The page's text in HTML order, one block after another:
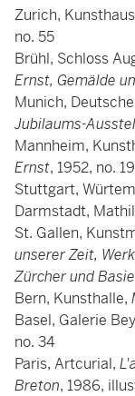
Zurich,
no. 55
Brühl, Schloss
Ernst, Gemälde
Munich,
Jubilaums-
Mannheim,
Ernst, 1952, no. 19
Stuttgart,
Darmstadt,
St. Gallen,
unserer Zeit,
Zürcher und
Bern, Kunsthalle,
Basel, Galerie
no. 34
Paris, Artcurial,
Breton, 1986,